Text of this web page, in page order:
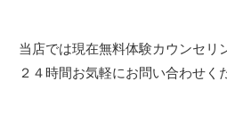
当店では現在無料体験カウンセリ
２４時間お気軽にお問い合わせく